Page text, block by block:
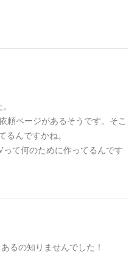
頼ページがあるそうです。そこ
るんですかね。
て何のために作ってるんです
るの知りませんでした！